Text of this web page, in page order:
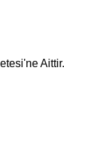
Aittir.